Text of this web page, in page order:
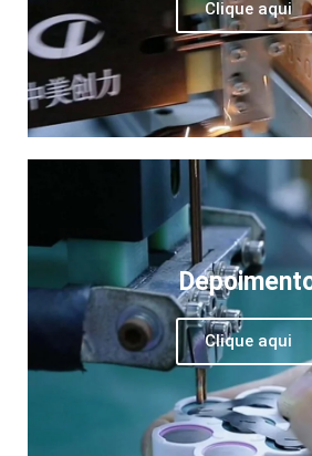
Clique aqui
Clique aqui